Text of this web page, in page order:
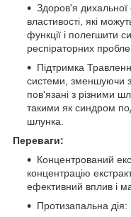
Здоров'я дихальної
властивості, які
функції і полегшити
респіраторних
Підтримка
системи, зменшуючи
пов'язані з різними
такими як синдром
шлунка.
Переваги:
Концентрований
концентрацію
ефективний вплив і
Протизапальна